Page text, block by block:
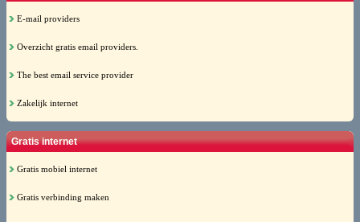
E-mail providers
Overzicht gratis email providers.
The best email service provider
Zakelijk internet
Gratis internet
Gratis mobiel internet
Gratis verbinding maken